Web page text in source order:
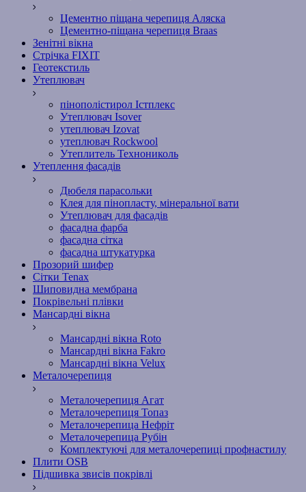
Цементно піщана черепиця Аляска
Цементно-піщана черепиця Braas
Зенітні вікна
Стрічка FIXIT
Геотекстиль
Утеплювач
пінополістирол Істплекс
Утеплювач Isover
утеплювач Izovat
утеплювач Rockwool
Утеплитель Технониколь
Утеплення фасадів
Дюбеля парасольки
Клея для пінопласту, мінеральної вати
Утеплювач для фасадів
фасадна фарба
фасадна сітка
фасадна штукатурка
Прозорий шифер
Сітки Tenax
Шиповидна мембрана
Покрівельні плівки
Мансардні вікна
Мансардні вікна Roto
Мансардні вікна Fakro
Мансардні вікна Velux
Металочерепиця
Металочерепиця Агат
Металочерепиця Топаз
Металочерепица Нефріт
Металочерепица Рубін
Комплектуючі для металочерепиці профнастилу
Плити OSB
Підшивка звисів покрівлі